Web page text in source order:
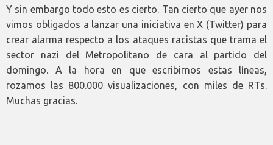
Y sin embargo todo esto es cierto. Tan cierto que ayer nos
vimos obligados a lanzar una iniciativa en X (Twitter) para
crear alarma respecto a los ataques racistas que trama el
sector nazi del Metropolitano de cara al partido del
domingo. A la hora en que escribirnos estas líneas,
rozamos las 800.000 visualizaciones, con miles de RTs.
Muchas gracias.